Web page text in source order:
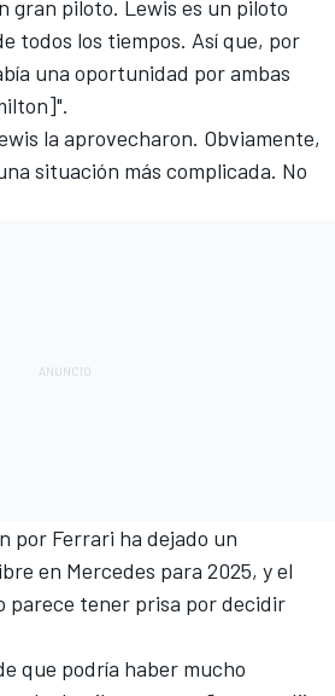
gran piloto. Lewis es un piloto
todos los tiempos. Así que, por
una oportunidad por ambas
la aprovecharon. Obviamente,
situación más complicada. No
por Ferrari ha dejado un
en Mercedes para 2025, y el
parece tener prisa por decidir
que podría haber mucho